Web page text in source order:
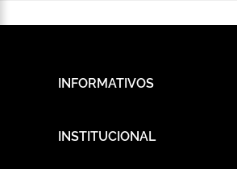
INFORMATIVOS
INSTITUCIONAL